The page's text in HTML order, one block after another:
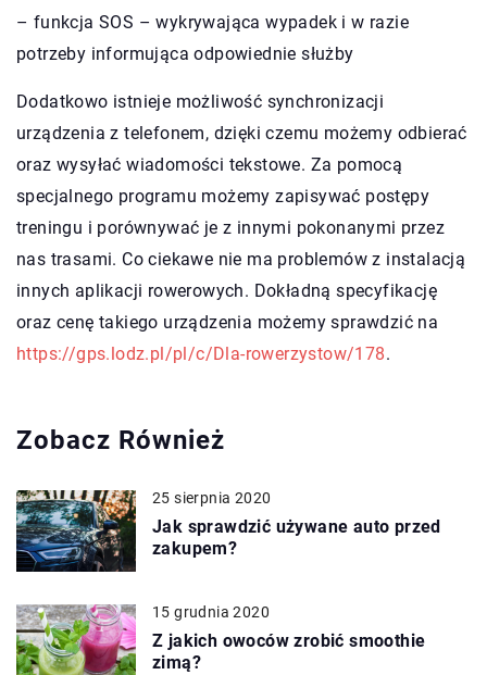
– funkcja SOS – wykrywająca wypadek i w razie
potrzeby informująca odpowiednie służby
Dodatkowo istnieje możliwość synchronizacji
urządzenia z telefonem, dzięki czemu możemy odbierać
oraz wysyłać wiadomości tekstowe. Za pomocą
specjalnego programu możemy zapisywać postępy
treningu i porównywać je z innymi pokonanymi przez
nas trasami. Co ciekawe nie ma problemów z instalacją
innych aplikacji rowerowych. Dokładną specyfikację
oraz cenę takiego urządzenia możemy sprawdzić na
https://gps.lodz.pl/pl/c/Dla-rowerzystow/178.
Zobacz Również
25 sierpnia 2020
Jak sprawdzić używane auto przed
zakupem?
15 grudnia 2020
Z jakich owoców zrobić smoothie
zimą?